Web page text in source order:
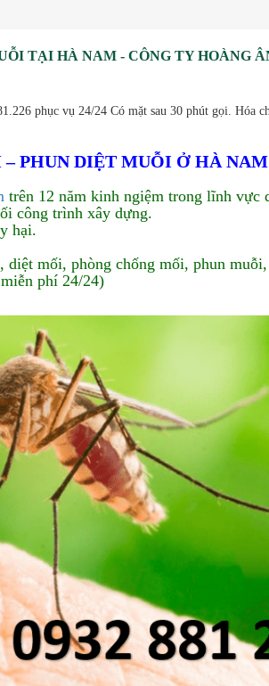
TẠI HÀ NAM - CÔNG TY HOÀNG
phục vụ 24/24 Có mặt sau 30 phút gọi. Hóa
PHUN DIỆT MUỖI Ở HÀ NAM
trên 12 năm kinh ngiệm trong lĩnh vực
công trình xây dựng.
hại.
mối, phòng chống mối, phun
phí 24/24)